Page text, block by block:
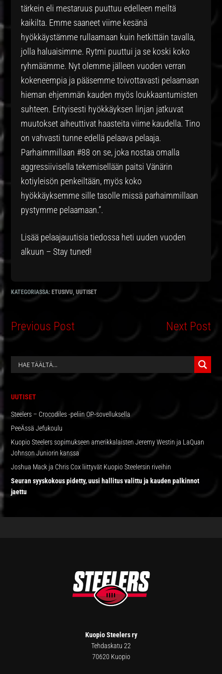
tärkein eli mestaruus puuttuu edelleen meiltä
kaikilta. Emme saaneet viime kesänä
hyökkäystämme rullaamaan kuin hetkittäin tavalla,
jolla haluaisimme. Rytmi puuttui ja se koski koko
ryhmäämme. Nyt olemme jälleen vuoden verran
kokeneempia ja pääsemme toivottavasti pelaamaan
hieman ehjemmän kauden myös loukkaantumisten
suhteen. Erityisesti hyökkäyksen linjan jatkuvat
muutokset aiheuttivat haasteita viime kaudella. Tino
on vahvasti tunne edellä pelaava pelaaja.
Parhaimmillaan #88 on se, joka nostaa omalla
aggressiivisella tekemisellään paitsi Vänärin
kotiyleisön penkeiltään, myös koko
hyökkäyksemme sille tasolle missä parhaimmillaan
pystymme pelaamaan.”.
Lisää pelaajauutisia tiedossa heti uuden vuoden
alkuun – Stay tuned!
KATEGORIASSA: ETUSIVU,UUTISET
Previous Post Next Post
ENSISIJAINEN
UUTISET
Steelers – Crocodiles -peliin OP-sovelluksella
PeeÄssä Jefukoulu
Kuopio Steelers sopimukseen amerikkalaisten Jeremy Westin ja LaQuan
Johnson Juniorin kanssa
Joshua Mack ja Chris Cox liittyvät Kuopio Steelersin riveihin
Seuran syyskokous pidetty, uusi hallitus valittu ja kauden palkinnot
jaettu
Kuopio Steelers ry
Tehdaskatu 22
70620 Kuopio